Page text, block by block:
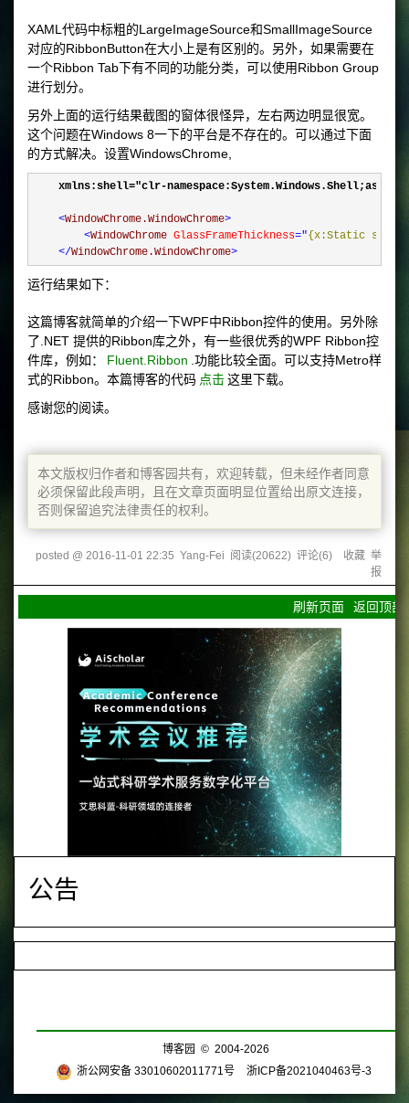
XAML代码中标粗的LargeImageSource和SmallImageSource
对应的RibbonButton在大小上是有区别的。另外，如果需要在
一个Ribbon Tab下有不同的功能分类，可以使用Ribbon Group
进行划分。
另外上面的运行结果截图的窗体很怪异，左右两边明显很宽。
这个问题在Windows 8一下的平台是不存在的。可以通过下面
的方式解决。设置WindowsChrome,
xmlns:shell="clr-
<WindowChrome.WindowChrome>
<WindowChrome GlassFrameThickness="{x:Static
</WindowChrome.WindowChrome>
运行结果如下：
这篇博客就简单的介绍一下WPF中Ribbon控件的使用。另外除
了.NET 提供的Ribbon库之外，有一些很优秀的WPF Ribbon控
件库，例如：
Fluent.Ribbon .功能比较全面。可以支持Metro样
式的Ribbon。本篇博客的代码 点击这里下载。
感谢您的阅读。
本文版权归作者和博客园共有，欢迎转载，但未经作者同意
必须保留此段声明，且在文章页面明显位置给出原文连接，
否则保留追究法律责任的权利。
posted @ 2016-11-01 22:35 Yang-Fei 阅读(20622) 评论(6) 收藏 举
报
刷新页面 返回顶部
公告
博客园 © 2004-2026
浙公网安备 33010602011771号
浙ICP备2021040463号-3